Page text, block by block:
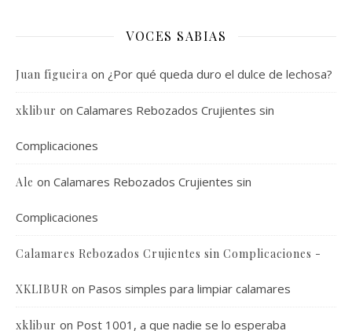
VOCES SABIAS
Juan figueira on ¿Por qué queda duro el dulce de lechosa?
xklibur on Calamares Rebozados Crujientes sin
Complicaciones
Ale on Calamares Rebozados Crujientes sin
Complicaciones
Calamares Rebozados Crujientes sin Complicaciones -
XKLIBUR on Pasos simples para limpiar calamares
xklibur on Post 1001, a que nadie se lo esperaba